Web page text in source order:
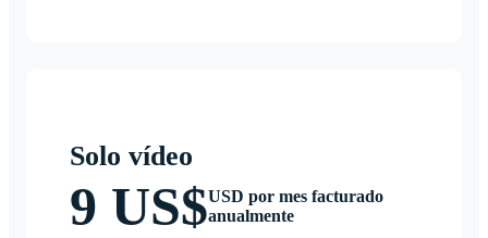
Solo vídeo
9 US$USD por mes facturado
anualmente